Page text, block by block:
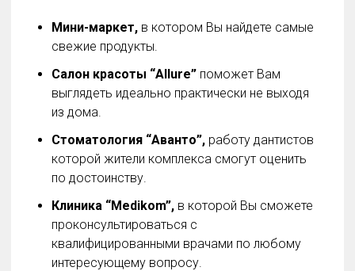
Мини-маркет, в котором Вы найдете самые
свежие продукты.
Салон красоты “Allure” поможет Вам
выглядеть идеально практически не выходя
из дома.
Стоматология “Аванто”, работу дантистов
которой жители комплекса смогут оценить
по достоинству.
Клиника “Medikom”, в которой Вы сможете
проконсультироваться с
квалифицированными врачами по любому
интересующему вопросу.